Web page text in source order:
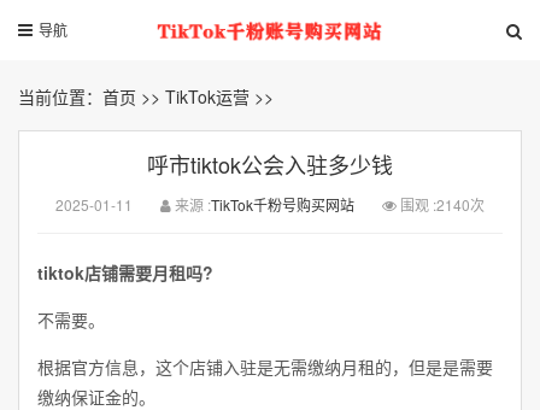
导航
当前位置： 首页 >> TikTok运营 >>
呼市tiktok公会入驻多少钱
2025-01-11 来源 :TikTok千粉号购买网站 围观 :2140次
tiktok店铺需要月租吗?
不需要。
根据官方信息，这个店铺入驻是无需缴纳月租的，但是是需要
缴纳保证金的。